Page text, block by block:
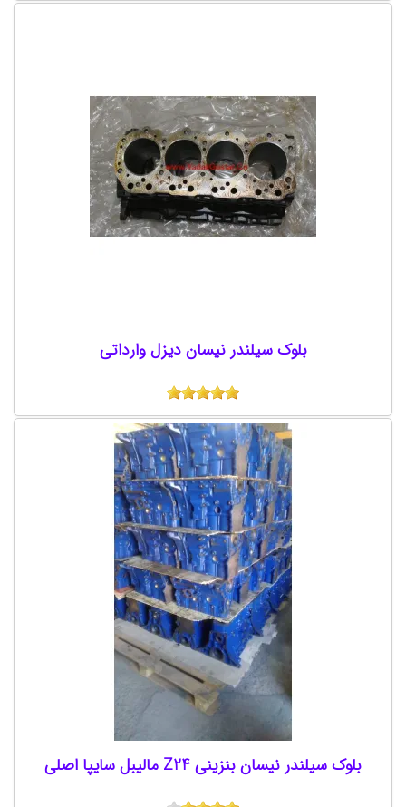
بلوک سیلندر نیسان دیزل وارداتی
بلوک سیلندر نیسان بنزینی Z24 مالیبل سایپا اصلی